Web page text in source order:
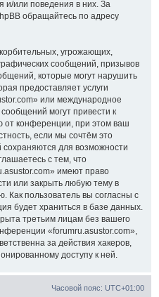
и/или поведения в них. За
обращайтесь по адресу
угрожающих,
сообщений, призывов
которые могут нарушить
предоставляет услуги
или международное
могут привести к
конференции, при этом ваш
если мы сочтём это
для возможности
с тем, что
имеют право
или закрыть любую тему в
Как пользователь вы согласны с
будет храниться в базе данных.
третьим лицам без вашего
«forumru.asustor.com»,
за действия хакеров,
доступу к ней.
Часовой пояс: UTC+01:00